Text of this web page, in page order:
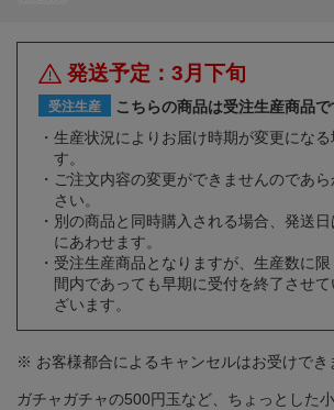
発送予定：3月下旬
受注生産
こちらの商品は受注生産商品で
生産状況によりお届け時期が変更になる
す。
ご注文内容の変更ができませんのであ
さい。
別の商品と同時購入される場合、発送
にあわせます。
受注生産商品となりますが、生産数に
間内であっても早期に受付を終了させ
ざいます。
※ お客様都合によるキャンセルはお受けでき
ガチャガチャの500円玉など、ちょっとした